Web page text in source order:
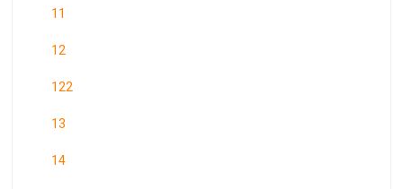
11
12
122
13
14